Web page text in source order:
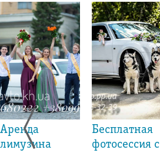
Аренда
лимузина
Бесплатная
фотосессия с